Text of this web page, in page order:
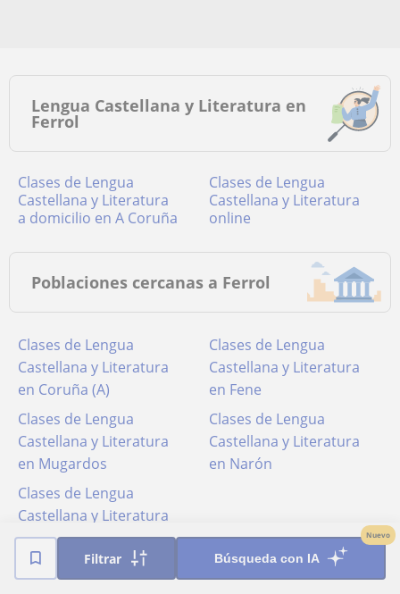
Filtrar Búsqueda con IA
Nuevo
Lengua Castellana y Literatura en
Ferrol
Clases de Lengua
Castellana y Literatura
a domicilio en A Coruña
Clases de Lengua
Castellana y Literatura
online
Poblaciones cercanas a Ferrol
Clases de Lengua
Castellana y Literatura
en Coruña (A)
Clases de Lengua
Castellana y Literatura
en Fene
Clases de Lengua
Castellana y Literatura
en Mugardos
Clases de Lengua
Castellana y Literatura
en Narón
Clases de Lengua
Castellana y Literatura
en Neda